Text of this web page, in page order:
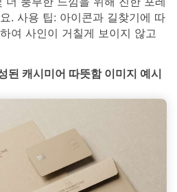
. 사용 팁: 아이콘과 길찾기에 따
여 사인이 거칠게 보이지 않고
된 캐시미어 따뜻함 이미지 예시